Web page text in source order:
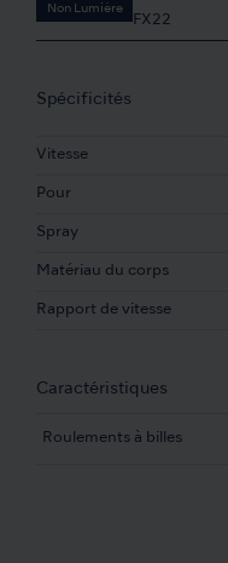
Non Lumière
FX22
Spécificités
Vitesse
Pour
Spray
Matériau du corps
Rapport de vitesse
Caractéristiques
Roulements à billes